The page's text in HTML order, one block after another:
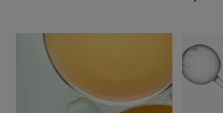
Prednosti
• PROTIV SVRABA:
dermatologa Evropskog
lečenju atopijskog ekcema